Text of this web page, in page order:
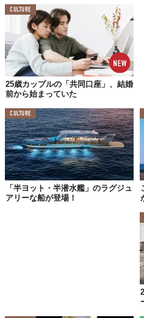
しまったことから車椅子の設計を
海で楽しく過ごすKarenさんをず
そんな想いから「Beach
今では、車椅子で生活する多くの
ったんだそう。
CULTURE
25歳カップルの「共同口座」、結婚
前から始まっていた
CULTURE
「半ヨット・半潜水艦」のラグジュ
アリーな船が登場！